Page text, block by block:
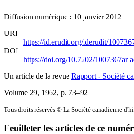
Diffusion numérique : 10 janvier 2012
URI
https://id.erudit.org/iderudit/
DOI
https://doi.org/10.7202/1007367ar
Un article de la revue Rapport - Société
Volume 29, 1962, p. 73–92
Tous droits réservés © La Société canadienne
Feuilleter les articles de ce